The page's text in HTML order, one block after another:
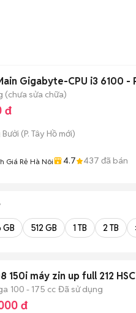
Gigabyte-CPU i3 6100 -
(chưa sửa chữa)
đ
(P. Tây Hồ mới)
Giá Rẻ Hà Nôi 4.7 437 đã bán
GB 512 GB 1 TB 2 TB
150i máy zin up full 212
100 - 175 cc Đã sử dụng
đ